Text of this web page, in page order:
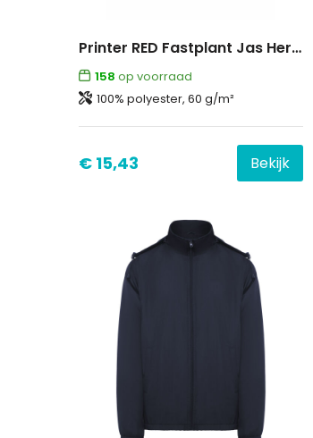
Printer RED Fastplant Jas Heren
158 op voorraad
100% polyester, 60 g/m²
€ 15,43 Bekijk